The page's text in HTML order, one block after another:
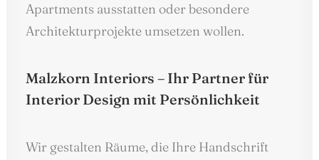
Apartments ausstatten oder besondere
Architekturprojekte umsetzen wollen.
Malzkorn Interiors – Ihr Partner für
Interior Design mit Persönlichkeit
Wir gestalten Räume, die Ihre Handschrift